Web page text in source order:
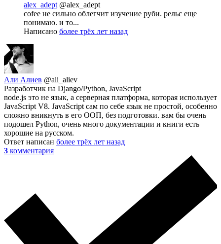
alex_adept @alex_adept
cofee не сильно облегчит изучение руби. рельс еще
понимаю. и то...
Написано более трёх лет назад
Али Алиев @ali_aliev
Разработчик на Django/Python, JavaScript
node.js это не язык, а серверная платформа, которая использует
JavaScript V8. JavaScript сам по себе язык не простой, особенно
сложно вникнуть в его ООП, без подготовки. вам бы очень
подошел Python, очень много документации и книги есть
хорошие на русском.
Ответ написан более трёх лет назад
3 комментария